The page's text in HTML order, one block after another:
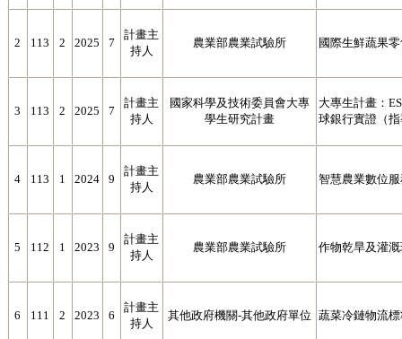
2 113 2 2025 7
計畫主
持人
農業部農業試驗所 國際生鮮蔬果
3 113 2 2025 7
計畫主
持人
國家科學及技術委員會大專
學生研究計畫
大專生計畫：
球銀行實證（
4 113 1 2024 9
計畫主
持人
農業部農業試驗所 智慧農業數位
5 112 1 2023 9
計畫主
持人
農業部農業試驗所 作物乾旱及灌
6 111 2 2023 6
計畫主
持人
其他政府機關-其他政府單位 蔬菜冷鏈物流